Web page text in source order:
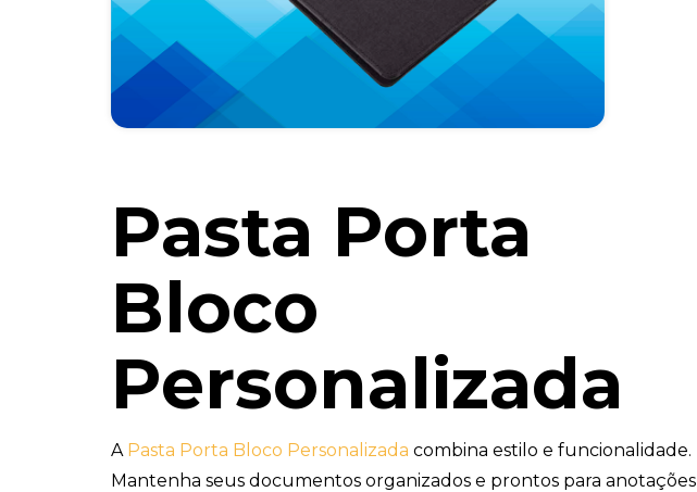
Pasta Porta
Bloco
Personalizada
A Pasta Porta Bloco Personalizada combina estilo e funcionalidade.
Mantenha seus documentos organizados e prontos para anotações